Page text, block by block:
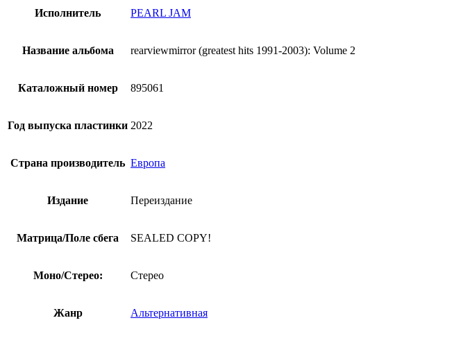
Исполнитель PEARL JAM
Название альбома rearviewmirror (greatest hits 1991-2003): Volume 2
Каталожный номер 895061
Год выпуска пластинки 2022
Страна производитель Европа
Издание Переиздание
Матрица/Поле сбега SEALED COPY!
Моно/Стерео: Стерео
Жанр Альтернативная